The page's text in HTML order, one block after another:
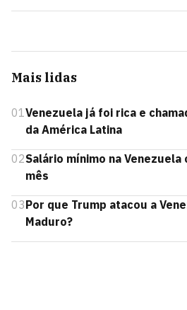
Mais lidas
01Venezuela já foi rica e
da América Latina
02Salário mínimo na Venezuela
mês
03Por que Trump atacou a
Maduro?